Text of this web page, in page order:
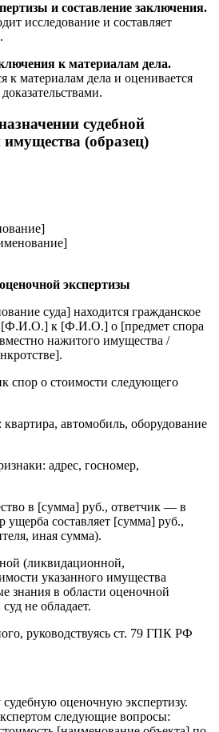
и составление заключения.
исследование и составляет
к материалам дела.
к материалам дела и оценивается
судебной
(образец)
экспертизы
суда] находится гражданское
[Ф.И.О.] к [Ф.И.О.] о [предмет спора
нажитого имущества /
спор о стоимости следующего
автомобиль, оборудование
адрес, госномер,
в [сумма] руб., ответчик — в
ущерба составляет [сумма] руб.,
иная сумма).
(ликвидационной,
указанного имущества
знания в области оценочной
не обладает.
руководствуясь ст. 79 ГПК РФ
судебную оценочную экспертизу.
следующие вопросы: